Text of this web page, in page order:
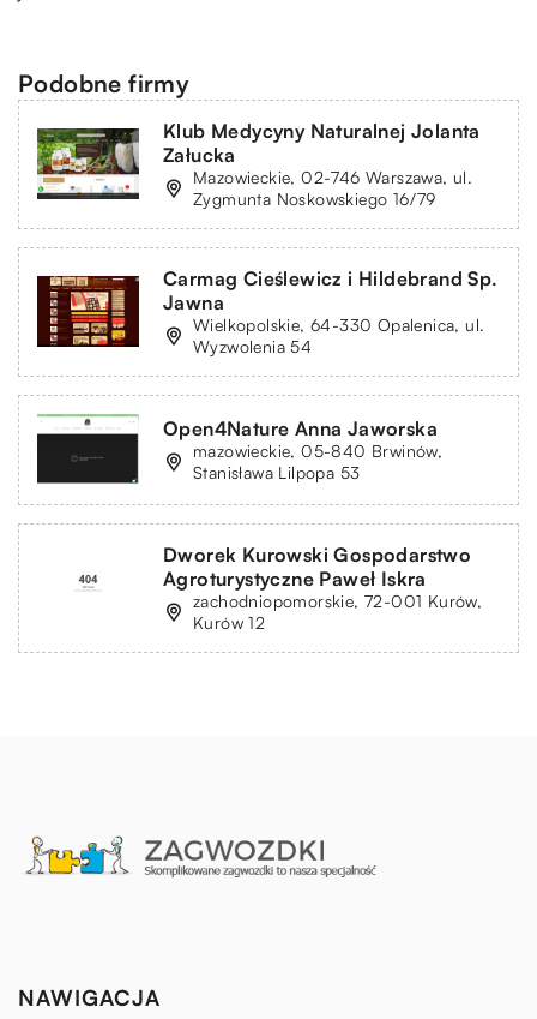
Podobne firmy
Klub Medycyny Naturalnej Jolanta
Załucka
Mazowieckie, 02-746 Warszawa, ul.
Zygmunta Noskowskiego 16/79
Carmag Cieślewicz i Hildebrand Sp.
Jawna
Wielkopolskie, 64-330 Opalenica, ul.
Wyzwolenia 54
Open4Nature Anna Jaworska
mazowieckie, 05-840 Brwinów,
Stanisława Lilpopa 53
Dworek Kurowski Gospodarstwo
Agroturystyczne Paweł Iskra
zachodniopomorskie, 72-001 Kurów,
Kurów 12
NAWIGACJA